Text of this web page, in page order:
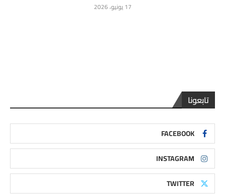
17 يونيو، 2026
تابعونا
FACEBOOK
INSTAGRAM
TWITTER